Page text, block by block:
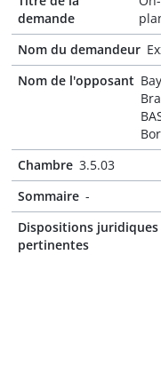
demande
Nom du demandeur
Nom de l'opposant
Chambre 3.5.03
Sommaire -
Dispositions juridiques
pertinentes